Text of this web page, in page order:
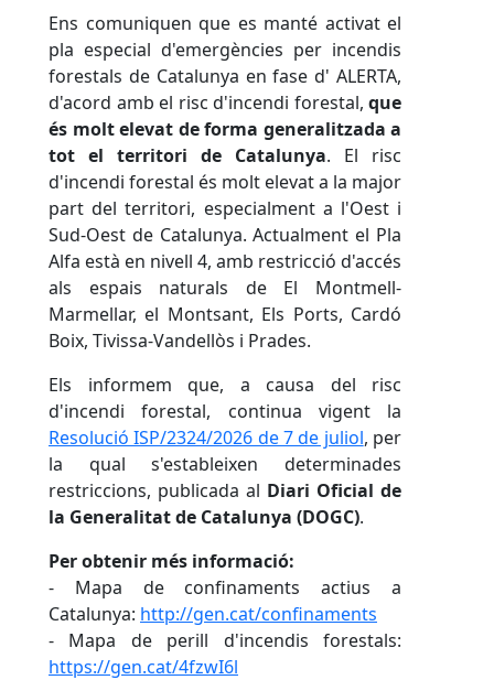
Ens comuniquen que es manté activat el
pla especial d'emergències per incendis
forestals de Catalunya en fase d' ALERTA,
d'acord amb el risc d'incendi forestal, que
és molt elevat de forma generalitzada a
tot el territori de Catalunya. El risc
d'incendi forestal és molt elevat a la major
part del territori, especialment a l'Oest i
Sud-Oest de Catalunya. Actualment el Pla
Alfa està en nivell 4, amb restricció d'accés
als espais naturals de El Montmell-
Marmellar, el Montsant, Els Ports, Cardó
Boix, Tivissa-Vandellòs i Prades.
Els informem que, a causa del risc
d'incendi forestal, continua vigent la
Resolució ISP/2324/2026 de 7 de juliol, per
la qual s'estableixen determinades
restriccions, publicada al Diari Oficial de
la Generalitat de Catalunya (DOGC).
Per obtenir més informació:
- Mapa de confinaments actius a
Catalunya: http://gen.cat/confinaments
- Mapa de perill d'incendis forestals:
https://gen.cat/4fzwI6l